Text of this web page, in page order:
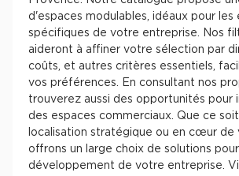
d'espaces modulables, idéaux pour les
spécifiques de votre entreprise. Nos
aideront à affiner votre sélection par
coûts, et autres critères essentiels,
vos préférences. En consultant nos
trouverez aussi des opportunités pour
des espaces commerciaux. Que ce
localisation stratégique ou en cœur de
offrons un large choix de solutions
développement de votre entreprise.